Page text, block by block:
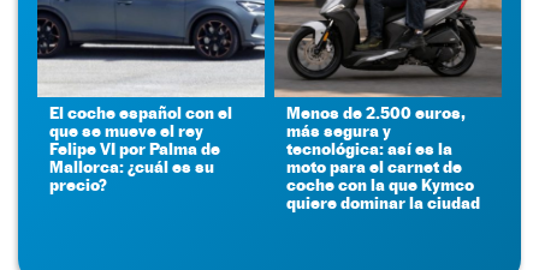
El coche español con el
que se mueve el rey
Felipe VI por Palma de
Mallorca: ¿cuál es su
precio?
Menos de 2.500 euros,
más segura y
tecnológica: así es la
moto para el carnet de
coche con la que Kymco
quiere dominar la ciudad